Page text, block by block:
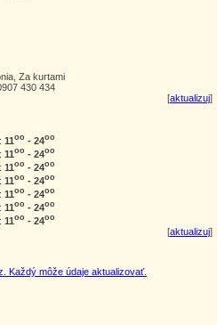
Za kurtami
430 434
[aktualizuj]
11oo - 24oo
11oo - 24oo
11oo - 24oo
11oo - 24oo
11oo - 24oo
11oo - 24oo
11oo - 24oo
[aktualizuj]
Každý môže údaje aktualizovať.